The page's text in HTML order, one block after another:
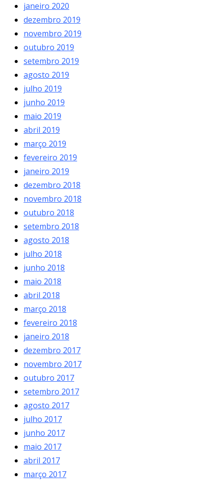
janeiro 2020
dezembro 2019
novembro 2019
outubro 2019
setembro 2019
agosto 2019
julho 2019
junho 2019
maio 2019
abril 2019
março 2019
fevereiro 2019
janeiro 2019
dezembro 2018
novembro 2018
outubro 2018
setembro 2018
agosto 2018
julho 2018
junho 2018
maio 2018
abril 2018
março 2018
fevereiro 2018
janeiro 2018
dezembro 2017
novembro 2017
outubro 2017
setembro 2017
agosto 2017
julho 2017
junho 2017
maio 2017
abril 2017
março 2017